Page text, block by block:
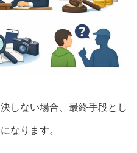
しない場合、最終手段とし
なります。